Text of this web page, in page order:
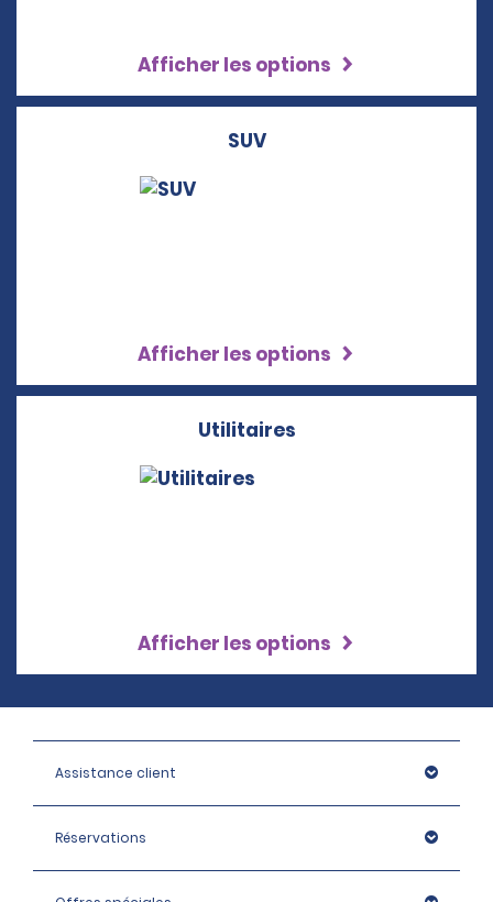
Afficher les options
SUV
Afficher les options
Utilitaires
Afficher les options
Assistance client
Réservations